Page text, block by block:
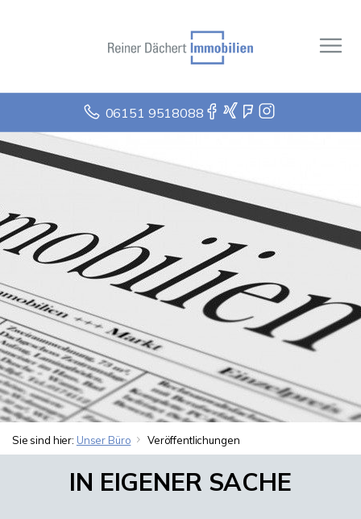
06151 9518088
Sie sind hier: Unser Büro Veröffentlichungen
IN EIGENER SACHE